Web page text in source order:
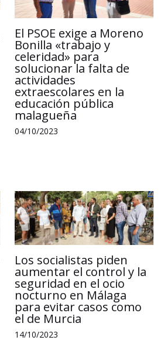
El PSOE exige a Moreno
Bonilla «trabajo y
celeridad» para
solucionar la falta de
actividades
extraescolares en la
educación pública
malagueña
04/10/2023
Los socialistas piden
aumentar el control y la
seguridad en el ocio
nocturno en Málaga
para evitar casos como
el de Murcia
14/10/2023